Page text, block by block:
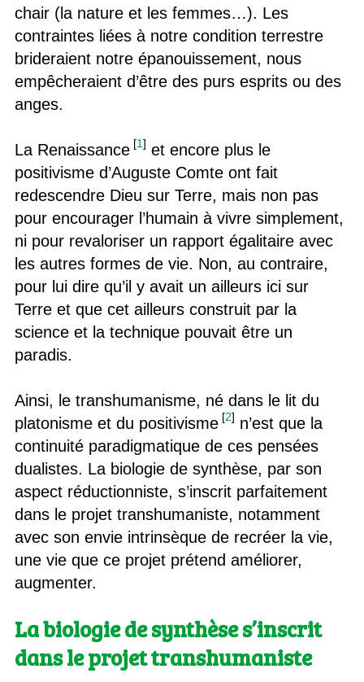
chair (la nature et les femmes…). Les
contraintes liées à notre condition terrestre
brideraient notre épanouissement, nous
empêcheraient d’être des purs esprits ou des
anges.
La Renaissance [1] et encore plus le
positivisme d’Auguste Comte ont fait
redescendre Dieu sur Terre, mais non pas
pour encourager l’humain à vivre simplement,
ni pour revaloriser un rapport égalitaire avec
les autres formes de vie. Non, au contraire,
pour lui dire qu’il y avait un ailleurs ici sur
Terre et que cet ailleurs construit par la
science et la technique pouvait être un
paradis.
Ainsi, le transhumanisme, né dans le lit du
platonisme et du positivisme [2] n’est que la
continuité paradigmatique de ces pensées
dualistes. La biologie de synthèse, par son
aspect réductionniste, s’inscrit parfaitement
dans le projet transhumaniste, notamment
avec son envie intrinsèque de recréer la vie,
une vie que ce projet prétend améliorer,
augmenter.
La biologie de synthèse s’inscrit
dans le projet transhumaniste